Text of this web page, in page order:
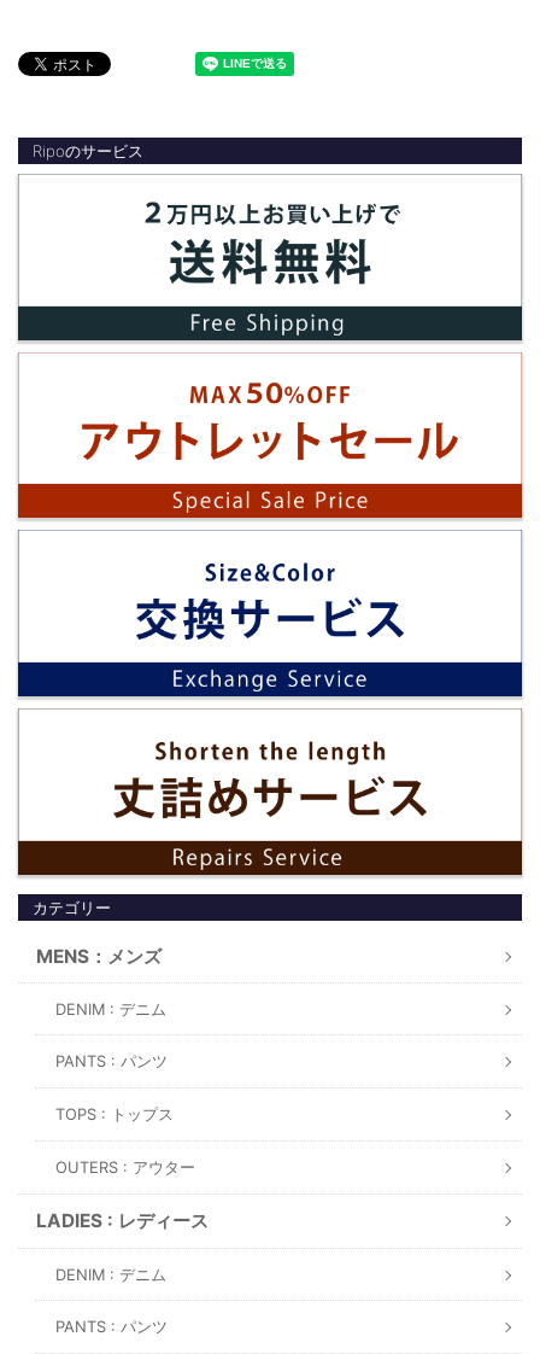
Ripoのサービス
カテゴリー
MENS：メンズ
DENIM : デニム
PANTS : パンツ
TOPS : トップス
OUTERS : アウター
LADIES : レディース
DENIM : デニム
PANTS : パンツ